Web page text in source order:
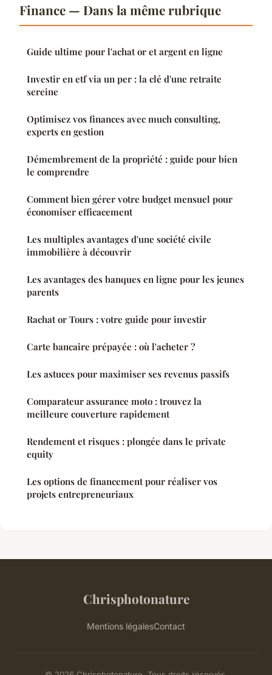
Finance — Dans la même rubrique
Guide ultime pour l'achat or et argent en ligne
Investir en etf via un per : la clé d'une retraite
sereine
Optimisez vos finances avec much consulting,
experts en gestion
Démembrement de la propriété : guide pour bien
le comprendre
Comment bien gérer votre budget mensuel pour
économiser efficacement
Les multiples avantages d'une société civile
immobilière à découvrir
Les avantages des banques en ligne pour les jeunes
parents
Rachat or Tours : votre guide pour investir
Carte bancaire prépayée : où l'acheter ?
Les astuces pour maximiser ses revenus passifs
Comparateur assurance moto : trouvez la
meilleure couverture rapidement
Rendement et risques : plongée dans le private
equity
Les options de financement pour réaliser vos
projets entrepreneuriaux
Chrisphotonature
Mentions légalesContact